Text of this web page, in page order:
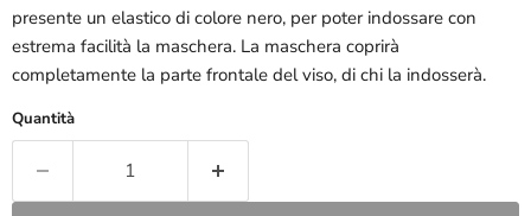
presente un elastico di colore nero, per poter indossare con
estrema facilità la maschera. La maschera coprirà
completamente la parte frontale del viso, di chi la indosserà.
Quantità